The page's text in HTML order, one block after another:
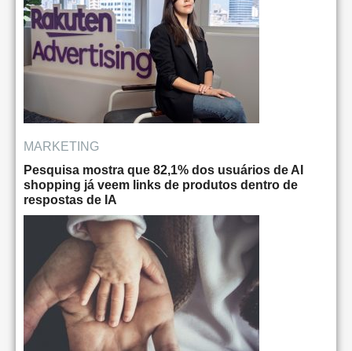
MARKETING
Pesquisa mostra que 82,1% dos usuários de AI
shopping já veem links de produtos dentro de
respostas de IA